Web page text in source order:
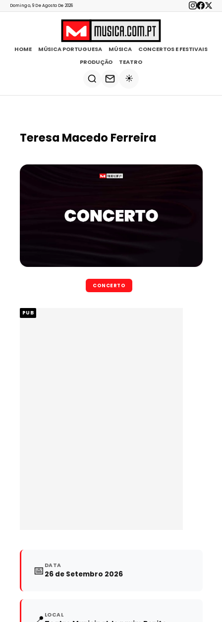
Domingo, 9 De Agosto De 2026
HOME MÚSICA PORTUGUESA MÚSICA
CONCERTOS E FESTIVAIS
PRODUÇÃO
TEATRO
☀️
Teresa Macedo Ferreira
CONCERTO
PUB
📅 DATA
26 de Setembro 2026
LOCAL